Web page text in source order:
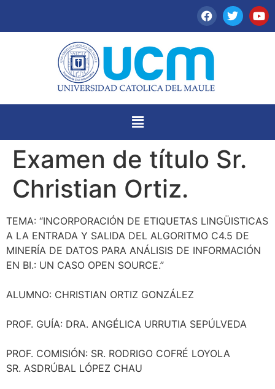
Examen de título Sr.
Christian Ortiz.
TEMA: “INCORPORACIÓN DE ETIQUETAS LINGÜISTICAS
A LA ENTRADA Y SALIDA DEL ALGORITMO C4.5 DE
MINERÍA DE DATOS PARA ANÁLISIS DE INFORMACIÓN
EN BI.: UN CASO OPEN SOURCE.”
ALUMNO: CHRISTIAN ORTIZ GONZÁLEZ
PROF. GUÍA: DRA. ANGÉLICA URRUTIA SEPÚLVEDA
PROF. COMISIÓN: SR. RODRIGO COFRÉ LOYOLA
SR. ASDRÚBAL LÓPEZ CHAU